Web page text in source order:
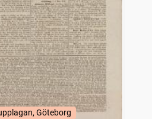
Göteborg